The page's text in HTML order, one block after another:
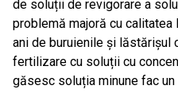
de soluții de revigorare a
problemă majoră cu
ani de buruienile și lăstărișul
fertilizare cu soluții cu
găsesc soluția minune fac un